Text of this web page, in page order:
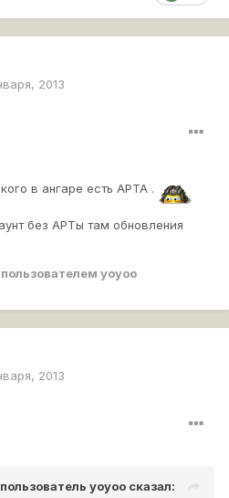
2013
в ангаре есть АРТА .
без АРТы там обновления
пользователем yoyoo
2013
yoyoo сказал: